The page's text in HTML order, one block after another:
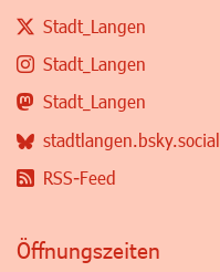
Stadt_Langen
Stadt_Langen
Stadt_Langen
stadtlangen.bsky.social
RSS-Feed
Öffnungszeiten